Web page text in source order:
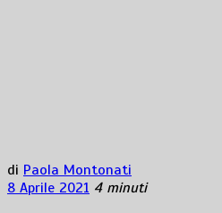
di Paola Montonati
8 Aprile 2021 4 minuti